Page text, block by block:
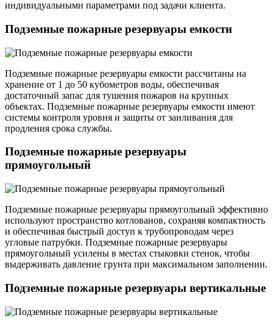
индивидуальными параметрами под задачи клиента.
Подземные пожарные резервуары емкости
Подземные пожарные резервуары емкости рассчитаны на
хранение от 1 до 50 кубометров воды, обеспечивая
достаточный запас для тушения пожаров на крупных
объектах. Подземные пожарные резервуары емкости имеют
системы контроля уровня и защиты от заиливания для
продления срока службы.
Подземные пожарные резервуары
прямоугольный
Подземные пожарные резервуары прямоугольный эффективно
используют пространство котлованов, сохраняя компактность
и обеспечивая быстрый доступ к трубопроводам через
угловые патрубки. Подземные пожарные резервуары
прямоугольный усилены в местах стыковки стенок, чтобы
выдерживать давление грунта при максимальном заполнении.
Подземные пожарные резервуары вертикальные